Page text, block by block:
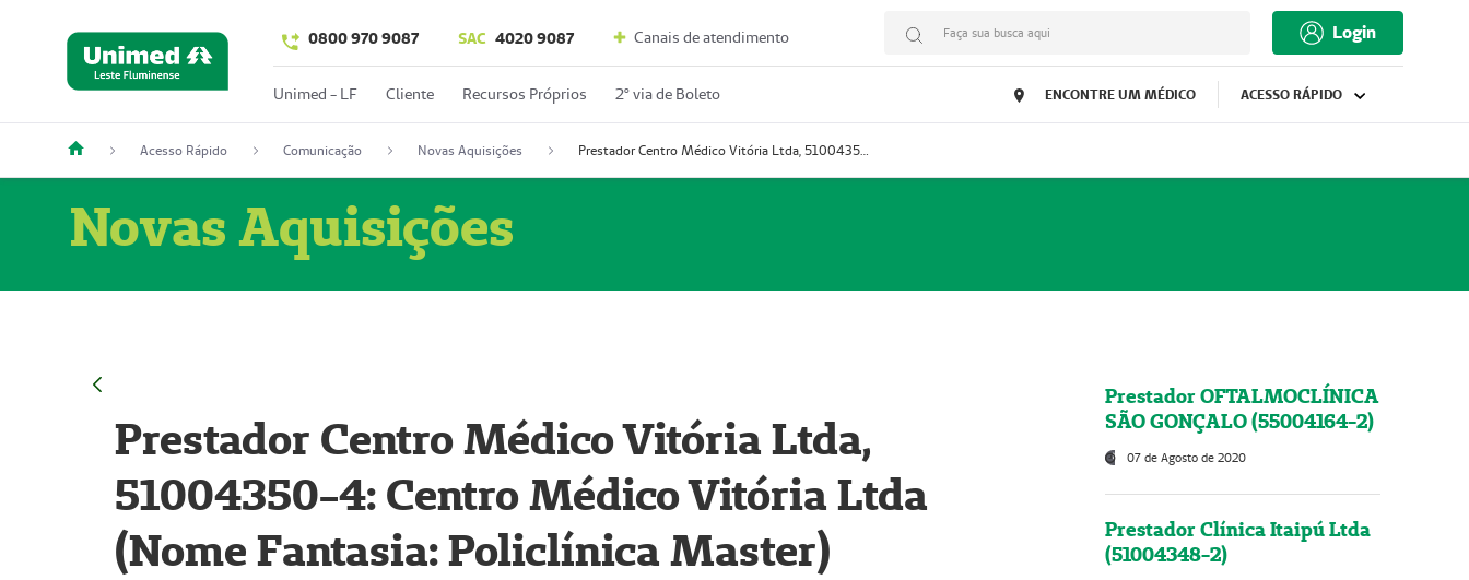
0800 970 9087 SAC 4020 9087 Canais de atendimento Faça sua busca aqui Login
Unimed - LF Cliente Recursos Próprios 2º via de Boleto ENCONTRE UM MÉDICO ACESSO RÁPIDO
Acesso Rápido Comunicação Novas Aquisições Prestador Centro Médico Vitória Ltda, 51004350-4: Centro Médico Vitória Ltda (Nome Fantasia: Policlínica Master)
Novas Aquisições
Prestador Centro Médico Vitória Ltda,
51004350-4: Centro Médico Vitória Ltda
(Nome Fantasia: Policlínica Master)
Prestador OFTALMOCLÍNICA
SÃO GONÇALO (55004164-2)
07 de Agosto de 2020
Prestador Clínica Itaipú Ltda
(51004348-2)